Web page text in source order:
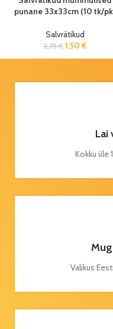
punane 33x33cm (10 tk/
Salvrätikud
2,75€ 1,50 €
Lai
Kokku
Valikus